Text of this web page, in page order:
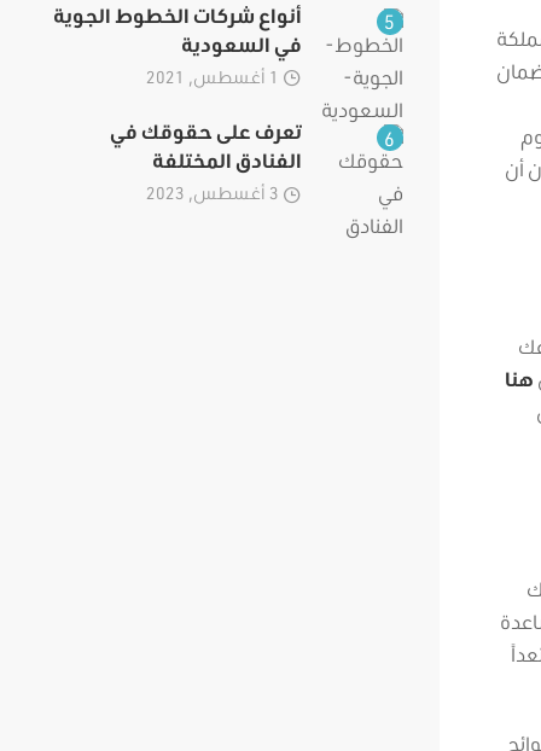
أن
هنا
5
أنواع شركات الخطوط الجوية
في السعودية
6
تعرف على حقوقك في
الفنادق المختلفة